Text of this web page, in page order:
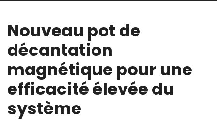
Nouveau pot de
décantation
magnétique pour une
efficacité élevée du
système